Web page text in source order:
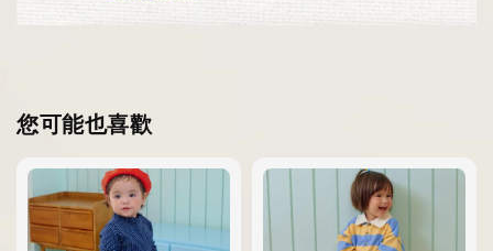
您可能也喜歡